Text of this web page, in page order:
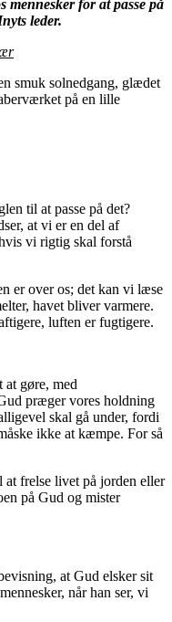
mennesker for at passe på
leder.
smuk solnedgang, glædet
på en lille
til at passe på det?
at vi er en del af
vi rigtig skal forstå
er over os; det kan vi læse
havet bliver varmere.
luften er fugtigere.
at gøre, med
præger vores holdning
skal gå under, fordi
ikke at kæmpe. For så
frelse livet på jorden eller
på Gud og mister
at Gud elsker sit
når han ser, vi